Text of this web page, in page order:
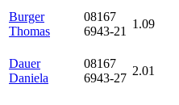
Burger
Thomas
08167
6943-21
1.09
Dauer
Daniela
08167
6943-27
2.01